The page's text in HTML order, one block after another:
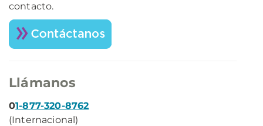
contacto.
Llámanos
01-877-320-8762
(Internacional)